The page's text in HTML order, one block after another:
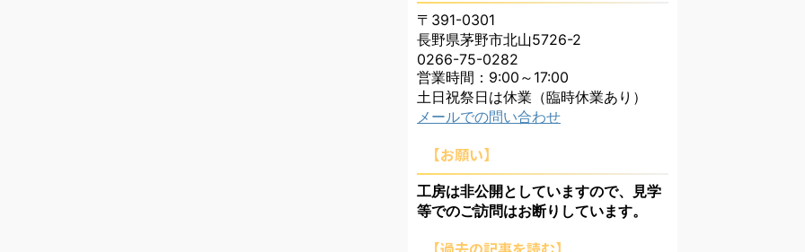
〒391-0301
長野県茅野市北山5726-2
0266-75-0282
営業時間：9:00～17:00
土日祝祭日は休業（臨時休業あり）
メールでの問い合わせ
【お願い】
工房は非公開としていますので、見学
等でのご訪問はお断りしています。